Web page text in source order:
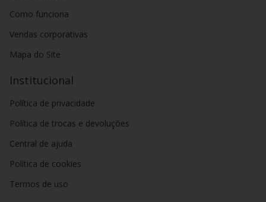
Como funciona
Vendas corporativas
Mapa do Site
Institucional
Política de privacidade
Política de trocas e devoluções
Central de ajuda
Política de cookies
Termos de uso